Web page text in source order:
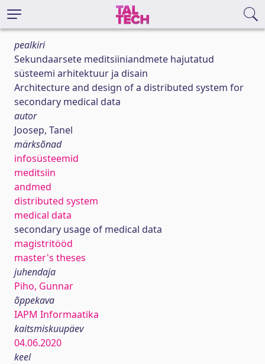
pealkiri
Sekundaarsete meditsiiniandmete hajutatud
süsteemi arhitektuur ja disain
Architecture and design of a distributed system for
secondary medical data
autor
Joosep, Tanel
märksõnad
infosüsteemid
meditsiin
andmed
distributed system
medical data
secondary usage of medical data
magistritööd
master's theses
juhendaja
Piho, Gunnar
õppekava
IAPM Informaatika
kaitsmiskuupäev
04.06.2020
keel